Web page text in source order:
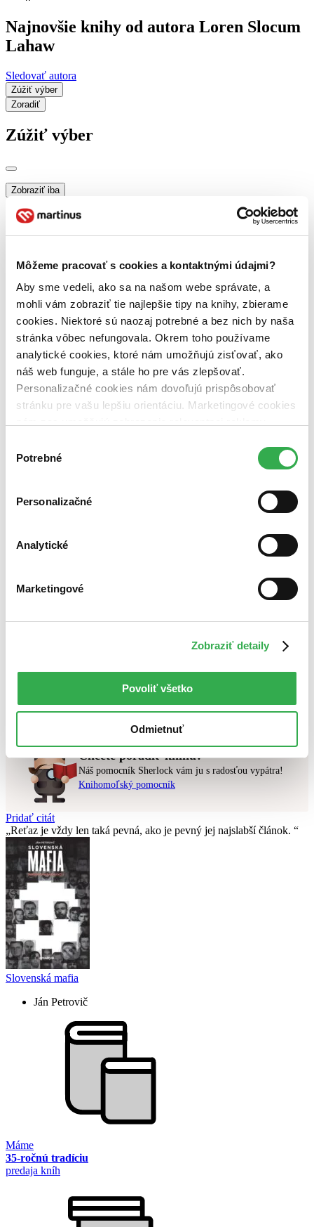
Môžeme pracovať s cookies a kontaktnými údajmi?
Aby sme vedeli, ako sa na našom webe správate, a
mohli vám zobraziť tie najlepšie tipy na knihy, zbierame
cookies. Niektoré sú naozaj potrebné a bez nich by naša
stránka vôbec nefungovala. Okrem toho používame
analytické cookies, ktoré nám umožňujú zisťovať, ako
náš web funguje, a stále ho pre vás zlepšovať.
Personalizačné cookies nám dovoľujú prispôsobovať
stránku pre vašu lepšiu orientáciu. Marketingové cookies
nám pomohlo, keby sme mohli používať všetky tieto
súhlasu
Potrebné
Personalizačné
Analytické
Marketingové
Zobraziť detaily
Povoliť všetko
Odmietnuť
Najnovšie knihy od autora Loren Slocum
Lahaw
Sledovať autora
Zúžiť výber
Zoradiť
Zúžiť výber
Zobraziť iba
zľavnené tituly (0 titulov)
na centrálnom sklade (0 titulov)
na centrálnom sklade
predpredaj (0 titulov)predpredaj
pripravujeme (0 titulov)pripravujeme
dostupná (bez vypredaných) (0 titulov)dostupná (bez
Nové / čítané
nová (0 titulov)nová
čítaná (0 titulov)čítaná
čítaná - výborný stav (0 titulov)čítaná - výborný stav
čítaná - mierne opotrebovaná (0 titulov)čítaná - mierne
opotrebovaná
čítané verzie vypredaných kníh (0 titulov)čítané verzie
Zúžiť výber
Novinky
Najdrahšie
Najvyššia zľava
Zrušiť filtre
vyhovujúci zadaným podmienkam.
Skúste prosím zmeniť vyhľadávaný výraz.
Chcete poradiť knihu?
Náš pomocník Sherlock vám ju s radosťou vypátra!
Knihomoľský pomocník
Pridať citát
Reťaz je vždy len taká pevná, ako je pevný jej najslabší­ článok.
Slovenská mafia
Ján Petrovič
Máme
35-ročnú tradíciu
predaja kníh